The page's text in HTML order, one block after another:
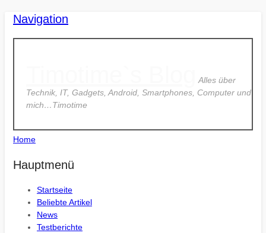
Navigation
Alles über
Technik, IT, Gadgets, Android, Smartphones, Computer und
mich…Timotime
Home
Hauptmenü
Startseite
Beliebte Artikel
News
Testberichte